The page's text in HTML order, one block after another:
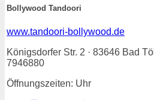
Bollywood Tandoori
www.tandoori-bollywood.de
Königsdorfer Str. 2 · 83646 Bad
7946880
Öffnungszeiten: Uhr